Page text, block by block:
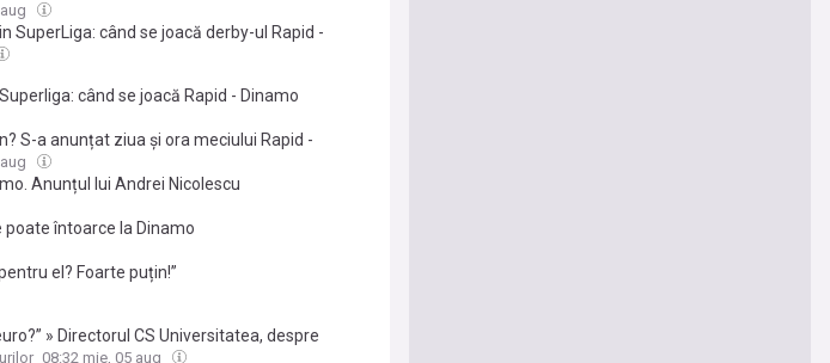
SuperLiga: când se joacă derby-ul Rapid -
când se joacă Rapid - Dinamo
S-a anunțat ziua și ora meciului Rapid -
Anunțul lui Andrei Nicolescu
poate întoarce la Dinamo
el? Foarte puțin!”
» Directorul CS Universitatea, despre
08:32 mie, 05 aug
our US edition? Take me there